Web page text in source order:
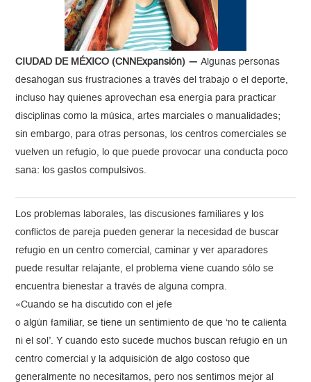
CIUDAD DE MÉXICO (CNNExpansión) —Algunas personas
desahogan sus frustraciones a través del trabajo o el deporte,
incluso hay quienes aprovechan esa energía para practicar
disciplinas como la música, artes marciales o manualidades;
sin embargo, para otras personas, los centros comerciales se
vuelven un refugio, lo que puede provocar una conducta poco
sana: los gastos compulsivos.
Los problemas laborales, las discusiones familiares y los
conflictos de pareja pueden generar la necesidad de buscar
refugio en un centro comercial, caminar y ver aparadores
puede resultar relajante, el problema viene cuando sólo se
encuentra bienestar a través de alguna compra.
«Cuando se ha discutido con el jefe
o algún familiar, se tiene un sentimiento de que ‘no te calienta
ni el sol’. Y cuando esto sucede muchos buscan refugio en un
centro comercial y la adquisición de algo costoso que
generalmente no necesitamos, pero nos sentimos mejor al